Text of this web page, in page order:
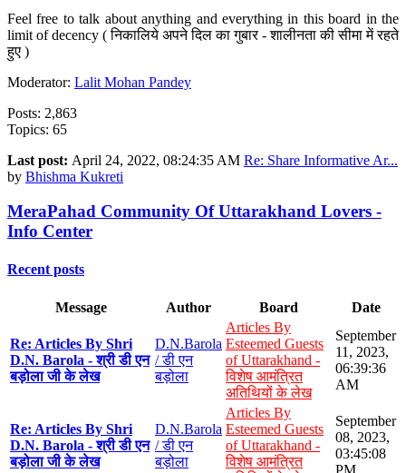
Feel free to talk about anything and everything in this board in the
limit of decency ( निकालिये अपने दिल का गुबार - शालीनता की सीमा में रहते
हुए )
Moderator: Lalit Mohan Pandey
Posts: 2,863
Topics: 65
Last post: April 24, 2022, 08:24:35 AM Re: Share Informative Ar...
by Bhishma Kukreti
MeraPahad Community Of Uttarakhand Lovers -
Info Center
Recent posts
Message Author Board Date
Re: Articles By Shri
D.N. Barola - श्री डी एन
बड़ोला जी के लेख
D.N.Barola
/ डी एन
बड़ोला
Articles By
Esteemed Guests
of Uttarakhand -
विशेष आमंत्रित
अतिथियों के लेख
September
11, 2023,
06:39:36
AM
Re: Articles By Shri
D.N. Barola - श्री डी एन
बड़ोला जी के लेख
D.N.Barola
/ डी एन
बड़ोला
Articles By
Esteemed Guests
of Uttarakhand -
विशेष आमंत्रित
September
08, 2023,
03:45:08
PM